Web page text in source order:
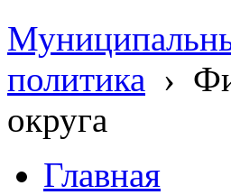
политика ›
округа
Главная